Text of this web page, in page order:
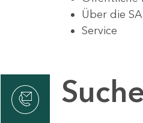
Über die
Service
Suche